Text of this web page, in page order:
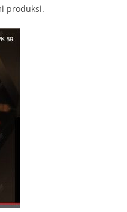
produksi.